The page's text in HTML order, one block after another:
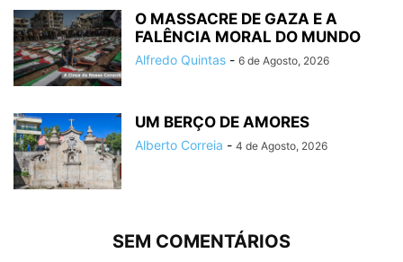
O MASSACRE DE GAZA E A
FALÊNCIA MORAL DO MUNDO
Alfredo Quintas - 6 de Agosto, 2026
UM BERÇO DE AMORES
Alberto Correia - 4 de Agosto, 2026
SEM COMENTÁRIOS